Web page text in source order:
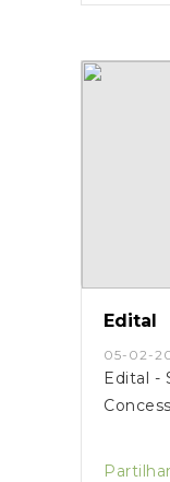
Edital
05-02-
Edital -
Partilhar